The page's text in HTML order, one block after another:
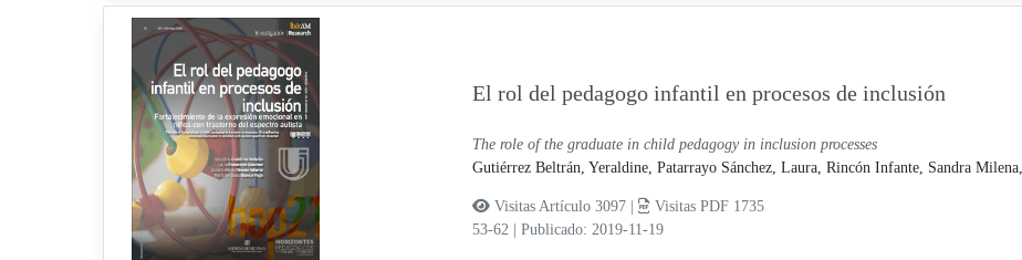
El rol del pedagogo infantil en procesos de inclusión
The role of the graduate in child pedagogy in inclusion processes
Gutiérrez Beltrán, Yeraldine, Patarrayo Sánchez, Laura, Rincón Infante, Sandra Milena,
Visitas Artículo 3097 |
Visitas PDF 1735
53-62 | Publicado: 2019-11-19